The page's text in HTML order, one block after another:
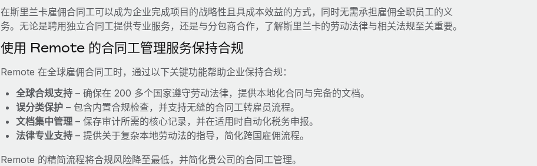
在斯里兰卡雇佣合同工可以成为企业完成项目的战略性且具成本效益的方式，同时无需承担雇佣全职员工的义
务。无论是聘用独立合同工提供专业服务，还是与分包商合作，了解斯里兰卡的劳动法律与相关法规至关重要。
使用 Remote 的合同工管理服务保持合规
Remote 在全球雇佣合同工时，通过以下关键功能帮助企业保持合规：
全球合规支持– 确保在 200 多个国家遵守劳动法律，提供本地化合同与完备的文档。
误分类保护– 包含内置合规检查，并支持无缝的合同工转雇员流程。
文档集中管理– 保存审计所需的核心记录，并在适用时自动化税务申报。
法律专业支持– 提供关于复杂本地劳动法的指导，简化跨国雇佣流程。
Remote 的精简流程将合规风险降至最低，并简化贵公司的合同工管理。